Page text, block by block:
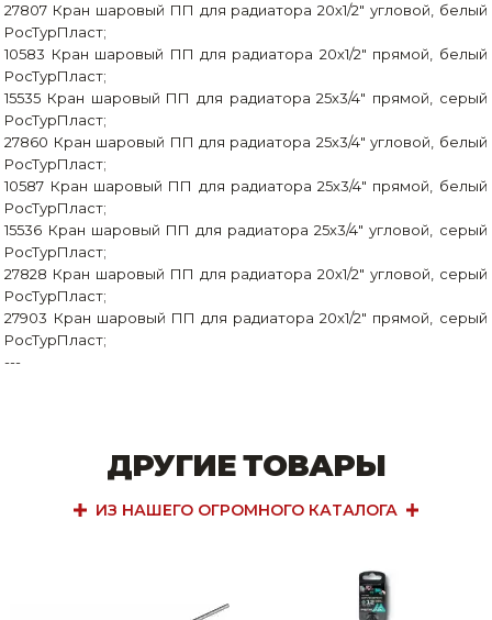
27807 Кран шаровый ПП для радиатора 20х1/2" угловой, белый
РосТурПласт;
10583 Кран шаровый ПП для радиатора 20х1/2" прямой, белый
РосТурПласт;
15535 Кран шаровый ПП для радиатора 25х3/4" прямой, серый
РосТурПласт;
27860 Кран шаровый ПП для радиатора 25х3/4" угловой, белый
РосТурПласт;
10587 Кран шаровый ПП для радиатора 25х3/4" прямой, белый
РосТурПласт;
15536 Кран шаровый ПП для радиатора 25х3/4" угловой, серый
РосТурПласт;
27828 Кран шаровый ПП для радиатора 20х1/2" угловой, серый
РосТурПласт;
27903 Кран шаровый ПП для радиатора 20х1/2" прямой, серый
РосТурПласт;
---
ДРУГИЕ ТОВАРЫ
ИЗ НАШЕГО ОГРОМНОГО КАТАЛОГА